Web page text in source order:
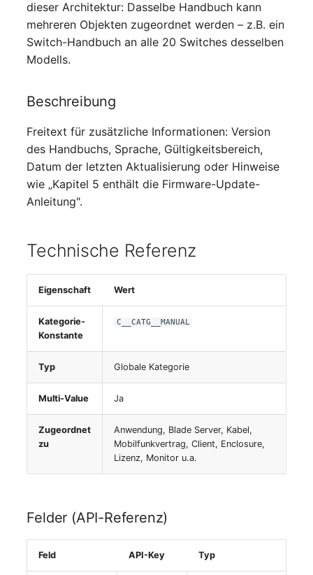
Printbox
Raum
Remote Management
Controller
Replikationsobjekt
SAN Zoning
Schrank
Server
Service
SIM-Karte
Speichersystem
Supernet
dieser Architektur: Dasselbe Handbuch kann
mehreren Objekten zugeordnet werden – z.B. ein
Switch-Handbuch an alle 20 Switches desselben
Modells.
Beschreibung
Freitext für zusätzliche Informationen: Version
des Handbuchs, Sprache, Gültigkeitsbereich,
Datum der letzten Aktualisierung oder Hinweise
wie „Kapitel 5 enthält die Firmware-Update-
Anleitung".
Technische Referenz
Eigenschaft Wert
Kategorie-
Konstante
C__CATG__MANUAL
Typ Globale Kategorie
Multi-Value Ja
Zugeordnet
zu
Anwendung, Blade Server, Kabel,
Mobilfunkvertrag, Client, Enclosure,
Lizenz, Monitor u.a.
Felder (API-Referenz)
Feld API-Key Typ